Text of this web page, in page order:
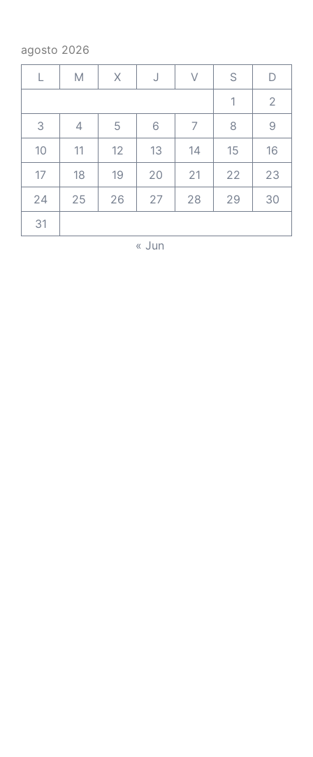
agosto 2026
L
M X J V S
D
1
2
3
4 5 6 7 8
9
10
11 12 13 14 15
16
17
18 19 20 21 22
23
24
25 26 27 28 29
30
31
« Jun